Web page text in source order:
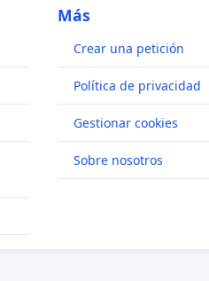
Más
Crear una petición
Política de privacidad
Gestionar cookies
Sobre nosotros